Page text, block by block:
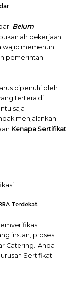
Belum
pekerjaan
wajib memenuhi
pemerintah
dipenuhi oleh
tertera di
saja
menjalankan
Kenapa Sertifikat
Terdekat
instan, proses
Catering. Anda
Sertifikat